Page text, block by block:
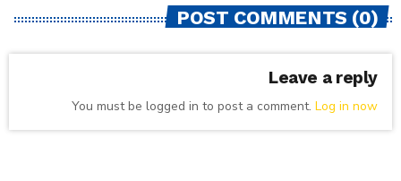
POST COMMENTS (0)
Leave a reply
You must be logged in to post a comment. Log in now